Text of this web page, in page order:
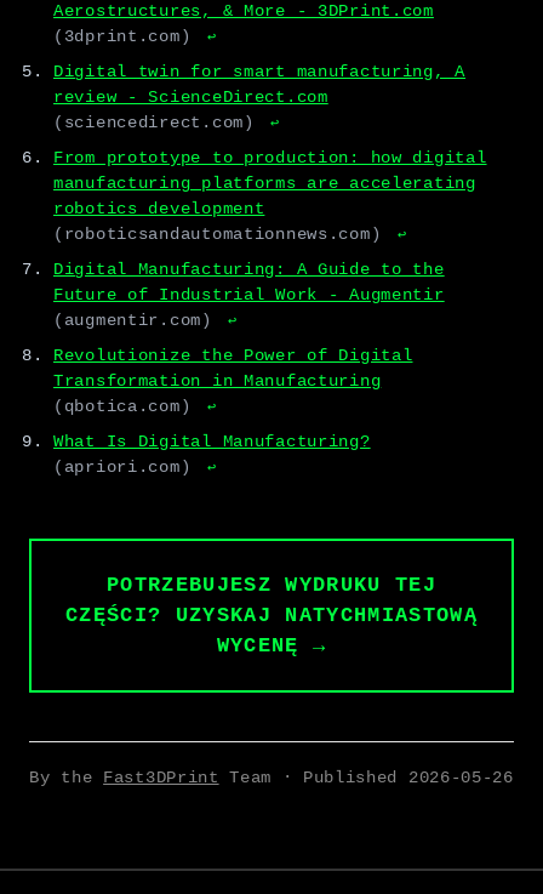
Aerostructures, & More - 3DPrint.com
(3dprint.com)
↩
Digital twin for smart manufacturing, A
review - ScienceDirect.com
(sciencedirect.com)
↩
From prototype to production: how digital
manufacturing platforms are accelerating
robotics development
(roboticsandautomationnews.com)
↩
Digital Manufacturing: A Guide to the
Future of Industrial Work - Augmentir
(augmentir.com)
↩
Revolutionize the Power of Digital
Transformation in Manufacturing
(qbotica.com)
↩
What Is Digital Manufacturing?
(apriori.com)
↩
POTRZEBUJESZ WYDRUKU TEJ
CZĘŚCI? UZYSKAJ NATYCHMIASTOWĄ
WYCENĘ →
By the Fast3DPrint Team · Published 2026-05-26